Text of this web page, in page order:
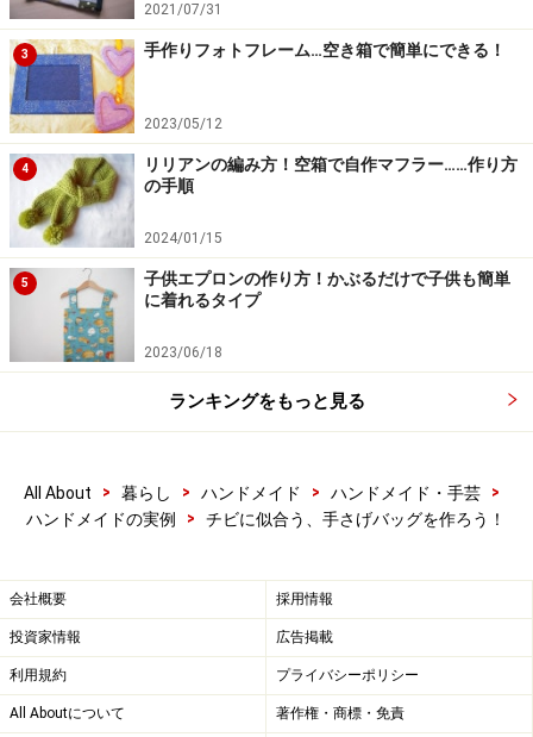
2021/07/31
3 手作りフォトフレーム…空き箱で簡単にできる！
2023/05/12
4
リリアンの編み方！空箱で自作マフラー……作り方
の手順
2024/01/15
5
子供エプロンの作り方！かぶるだけで子供も簡単
に着れるタイプ
2023/06/18
ランキングをもっと見る
All About > 暮らし > ハンドメイド > ハンドメイド・手芸
>
ハンドメイドの実例
> チビに似合う、手さげバッグを作ろう！
会社概要 採用情報
投資家情報 広告掲載
利用規約 プライバシーポリシー
All Aboutについて 著作権・商標・免責